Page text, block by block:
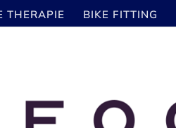
THERAPIE BIKE FITTING